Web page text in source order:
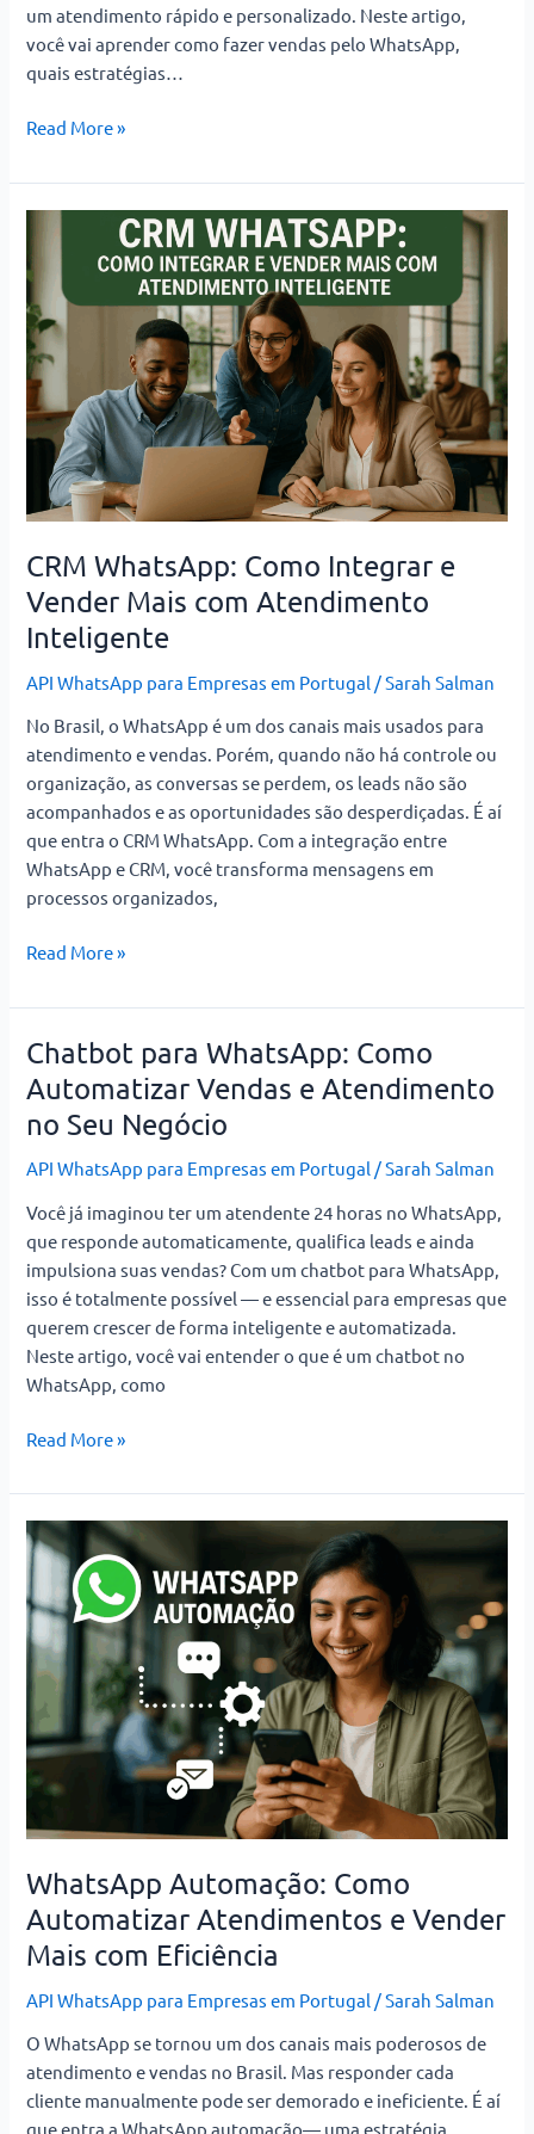
um atendimento rápido e personalizado. Neste artigo,
você vai aprender como fazer vendas pelo WhatsApp,
quais estratégias…
Read More »
CRM WhatsApp: Como Integrar e
Vender Mais com Atendimento
Inteligente
API WhatsApp para Empresas em Portugal /Sarah Salman
No Brasil, o WhatsApp é um dos canais mais usados para
atendimento e vendas. Porém, quando não há controle ou
organização, as conversas se perdem, os leads não são
acompanhados e as oportunidades são desperdiçadas. É aí
que entra o CRM WhatsApp. Com a integração entre
WhatsApp e CRM, você transforma mensagens em
processos organizados,
WhatsApp:
Como
Integrar
e
Vender
Mais
com
Atendimento
Inteligente
Read More »
Chatbot para WhatsApp: Como
Automatizar Vendas e Atendimento
no Seu Negócio
API WhatsApp para Empresas em Portugal /Sarah Salman
Você já imaginou ter um atendente 24 horas no WhatsApp,
que responde automaticamente, qualifica leads e ainda
impulsiona suas vendas? Com um chatbot para WhatsApp,
isso é totalmente possível — e essencial para empresas que
querem crescer de forma inteligente e automatizada.
Neste artigo, você vai entender o que é um chatbot no
WhatsApp, como
Chatbot
para
WhatsApp:
Como
Automatizar
e
Atendimento
no
Seu
Negócio
Read More »
WhatsApp Automação: Como
Automatizar Atendimentos e Vender
Mais com Eficiência
API WhatsApp para Empresas em Portugal /Sarah Salman
O WhatsApp se tornou um dos canais mais poderosos de
atendimento e vendas no Brasil. Mas responder cada
cliente manualmente pode ser demorado e ineficiente. É aí
que entra a WhatsApp automação— uma estratégia
WhatsApp
Automação:
Como
Automatizar
Atendimentos
Mais
com
Eficiência